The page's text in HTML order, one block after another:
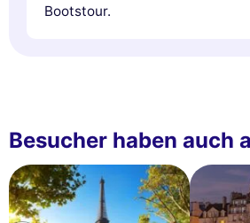
Bootstour.
Besucher haben auch